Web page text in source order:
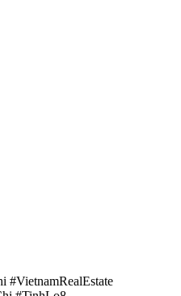
#VietnamRealEstate